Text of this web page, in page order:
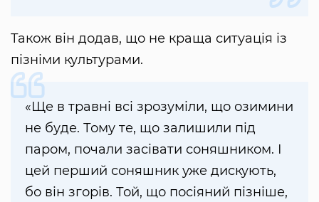
Також він додав, що не краща ситуація із
пізніми культурами.
«Ще в травні всі зрозуміли, що озимини
не буде. Тому те, що залишили під
паром, почали засівати соняшником. І
цей перший соняшник уже дискують,
бо він згорів. Той, що посіяний пізніше,